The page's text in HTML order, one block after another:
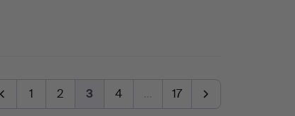
1 2 3 4 … 17